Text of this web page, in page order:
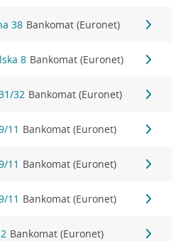
38 Bankomat (Euronet)
8 Bankomat (Euronet)
32 Bankomat (Euronet)
11 Bankomat (Euronet)
11 Bankomat (Euronet)
11 Bankomat (Euronet)
Bankomat (Euronet)